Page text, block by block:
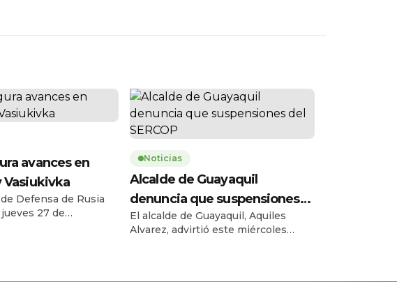
avances en
Vasiukivka
Defensa de Rusia
27 de
Noticias
Alcalde de Guayaquil
denuncia que suspensiones
del SERCOP
El alcalde de Guayaquil, Aquiles
Alvarez, advirtió este miércoles